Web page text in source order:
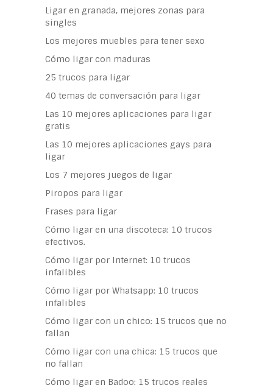
Ligar en granada, mejores zonas para
singles
Los mejores muebles para tener sexo
Cómo ligar con maduras
25 trucos para ligar
40 temas de conversación para ligar
Las 10 mejores aplicaciones para ligar
gratis
Las 10 mejores aplicaciones gays para
ligar
Los 7 mejores juegos de ligar
Piropos para ligar
Frases para ligar
Cómo ligar en una discoteca: 10 trucos
efectivos.
Cómo ligar por Internet: 10 trucos
infalibles
Cómo ligar por Whatsapp: 10 trucos
infalibles
Cómo ligar con un chico: 15 trucos que no
fallan
Cómo ligar con una chica: 15 trucos que
no fallan
Cómo ligar en Badoo: 15 trucos reales